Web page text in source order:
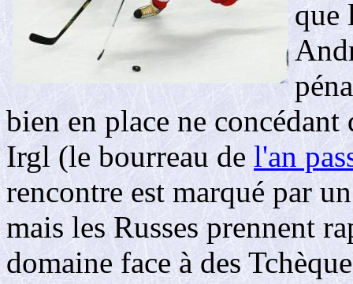
que
bien en place ne
Irgl (le bourreau de l'an
rencontre est marqué par
mais les Russes prennent
domaine face à des